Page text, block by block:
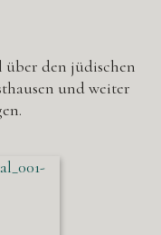
über den jüdischen
und weiter